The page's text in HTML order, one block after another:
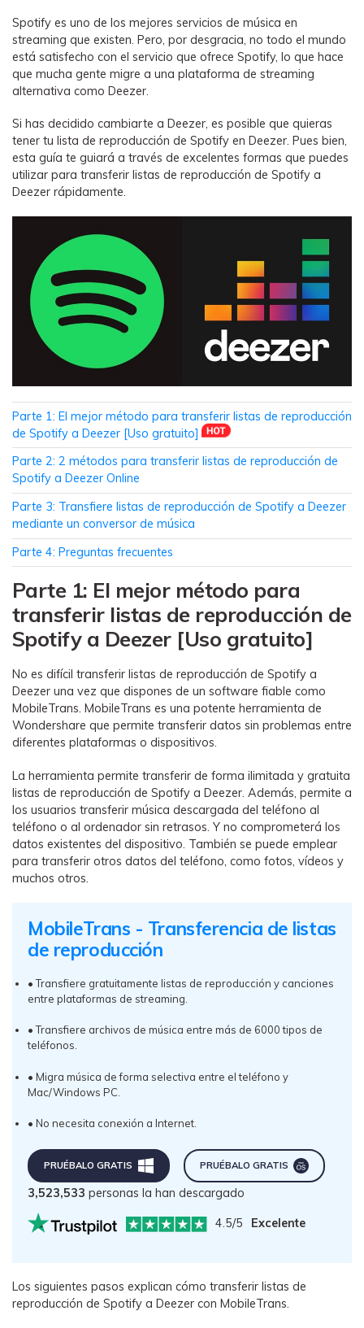
Transferencia de Datos de un
Celular a Otro
videos, SMS y otros tipos de
archivos de un teléfono a otro y a la
PC.
Mutsapper (Alias: Wutsapper)
Transfiere datos de WhatsApp y
WhatsApp Business sin restablecer los
valores de fábrica.
MobileTrans App
Transfiere datos del teléfono, de
WhatsApp y archivos entre dispositivos
iOS y Android.
Welastseen
WeLastseen te tiene al tanto de todo en
WhatsApp.
Spotify es uno de los mejores servicios de música en
streaming que existen. Pero, por desgracia, no todo el mundo
está satisfecho con el servicio que ofrece Spotify, lo que hace
que mucha gente migre a una plataforma de streaming
alternativa como Deezer.
Si has decidido cambiarte a Deezer, es posible que quieras
tener tu lista de reproducción de Spotify en Deezer. Pues bien,
esta guía te guiará a través de excelentes formas que puedes
utilizar para transferir listas de reproducción de Spotify a
Deezer rápidamente.
Parte 1: El mejor método para transferir listas de reproducción
de Spotify a Deezer [Uso gratuito]
Parte 2: 2 métodos para transferir listas de reproducción de
Spotify a Deezer Online
Parte 3: Transfiere listas de reproducción de Spotify a Deezer
mediante un conversor de música
Parte 4: Preguntas frecuentes
Parte 1: El mejor método para
transferir listas de reproducción de
Spotify a Deezer [Uso gratuito]
No es difícil transferir listas de reproducción de Spotify a
Deezer una vez que dispones de un software fiable como
MobileTrans. MobileTrans es una potente herramienta de
Wondershare que permite transferir datos sin problemas entre
diferentes plataformas o dispositivos.
La herramienta permite transferir de forma ilimitada y gratuita
listas de reproducción de Spotify a Deezer. Además, permite a
los usuarios transferir música descargada del teléfono al
teléfono o al ordenador sin retrasos. Y no comprometerá los
datos existentes del dispositivo. También se puede emplear
para transferir otros datos del teléfono, como fotos, vídeos y
muchos otros.
MobileTrans - Transferencia de listas
de reproducción
• Transfiere gratuitamente listas de reproducción y canciones
entre plataformas de streaming.
• Transfiere archivos de música entre más de 6000 tipos de
teléfonos.
• Migra música de forma selectiva entre el teléfono y
Mac/Windows PC.
• No necesita conexión a Internet.
PRUÉBALO GRATIS󠀲󠀩󠀡󠀠󠀡󠀠󠀣󠀥󠀳 󠀰PRUÉBALO GRATIS󠀲󠀩󠀡󠀠󠀡󠀠󠀣󠀥󠀳
3,523,535 personas la han descargado
4.5/5 Excelente
Los siguientes pasos explican cómo transferir listas de
reproducción de Spotify a Deezer con MobileTrans.